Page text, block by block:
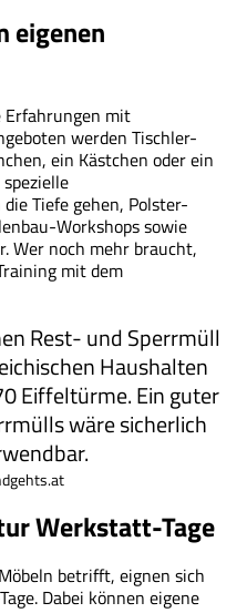
eigenen
Erfahrungen mit
werden Tischler-
ein Kästchen oder ein
Tiefe gehen, Polster-
Workshops sowie
Wer noch mehr braucht,
mit dem
Rest- und Sperrmüll
Haushalten
Eiffeltürme. Ein guter
wäre sicherlich
Werkstatt-Tage
betrifft, eignen sich
Dabei können eigene